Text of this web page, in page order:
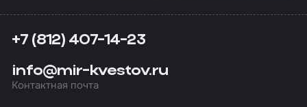
+7 (812) 407-14-23
info@mir-kvestov.ru
Контактная почта